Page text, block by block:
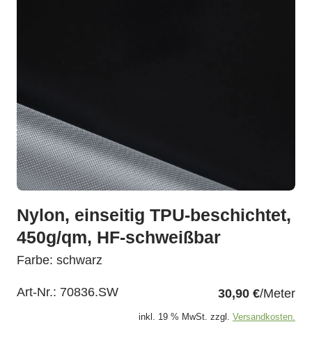
Nylon, einseitig TPU-beschichtet,
450g/qm, HF-schweißbar
Farbe: schwarz
Art-Nr.: 70836.SW 30,90 €/Meter
inkl. 19 % MwSt. zzgl. Versandkosten.